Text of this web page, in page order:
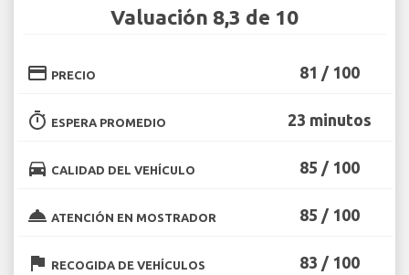
Valuación 8,3 de 10
credit_card PRECIO 81 / 100
timer ESPERA PROMEDIO 23 minutos
directions_car CALIDAD DEL VEHÍCULO 85 / 100
room_service ATENCIÓN EN MOSTRADOR 85 / 100
flag RECOGIDA DE VEHÍCULOS 83 / 100